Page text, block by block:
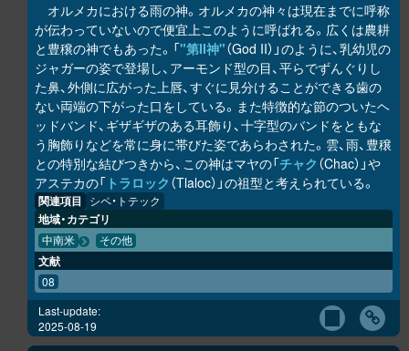
オルメカにおける雨の神。オルメカの神々は現在までに呼称
が伝わっていないので便宜上このように呼ばれる。広くは農耕
と豊穣の神でもあった。「"第II神"（God II）」のように、乳幼児の
ジャガーの姿で登場し、アーモンド型の目、平らでずんぐりし
た鼻、外側に広がった上唇、すぐに見分けることができる歯の
ない両端の下がった口をしている。また特徴的な節のついたヘ
ッドバンド、ギザギザのある耳飾り、十字型のバンドをともな
う胸飾りなどを常に身に帯びた姿であらわされた。雲、雨、豊穣
との特別な結びつきから、この神はマヤの「チャク （Chac）」や
アステカの「 トラロック （Tlaloc）」の祖型と考えられている。
関連項目 シペ・トテック
地域・カテゴリ
中南米 その他
文献
08
Last-update:
2025-08-19